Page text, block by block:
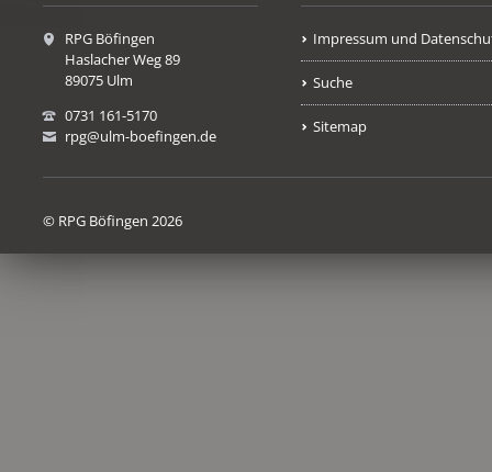
RPG Böfingen
Haslacher Weg 89
89075 Ulm
0731 161-5170
rpg@ulm-boefingen.de
Impressum und
Suche
Sitemap
© RPG Böfingen 2026